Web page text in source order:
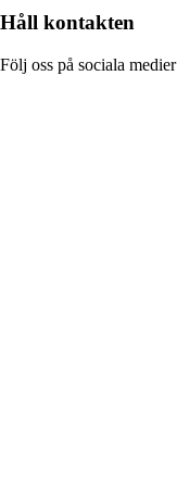
Håll kontakten
Följ oss på sociala medier